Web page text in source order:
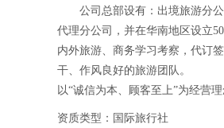
公司总部设有：出境旅游分
代理分公司，并在华南地区设立
内外旅游、商务学习考察，代订
干、作风良好的旅游团队。
以“诚信为本、顾客至上”为经营理
资质类型：国际旅行社